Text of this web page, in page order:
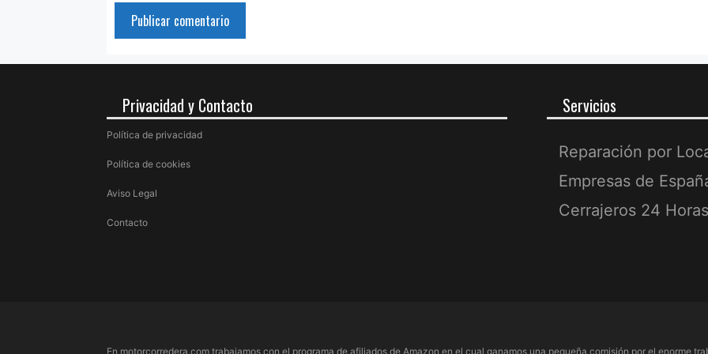
Privacidad y Contacto
Política de privacidad
Política de cookies
Aviso Legal
Contacto
Servicios
Reparación por
Empresas de
Cerrajeros 24 Horas
En motorcorredera.com trabajamos con el programa de afiliados de Amazon en el cual ganamos una pequeña comisión por el enorme